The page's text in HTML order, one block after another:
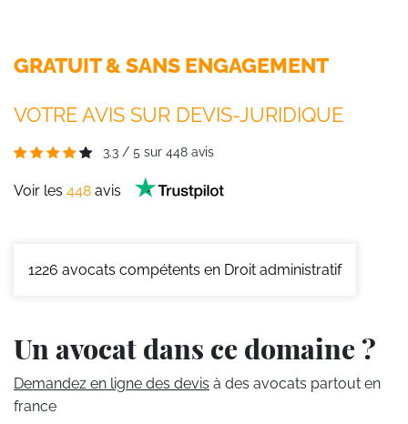
GRATUIT & SANS ENGAGEMENT
VOTRE AVIS SUR DEVIS-JURIDIQUE
3.3 / 5 sur 448 avis
Voir les 448 avis
1226 avocats compétents en Droit administratif
Un avocat dans ce domaine ?
Demandez en ligne des devis à des avocats partout en
france